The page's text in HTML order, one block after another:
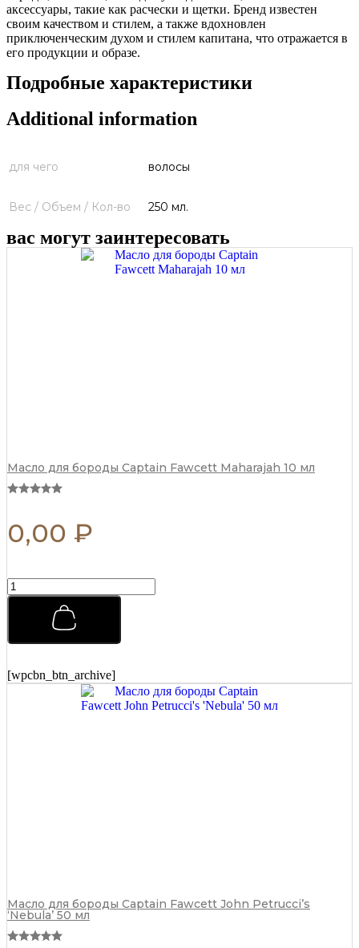
аксессуары, такие как расчески и щетки. Бренд известен
своим качеством и стилем, а также вдохновлен
приключенческим духом и стилем капитана, что отражается в
его продукции и образе.
Подробные характеристики
Additional information
для чего волосы
Вес / Объем / Кол-во 250 мл.
вас могут заинтересовать
Масло для бороды Captain Fawcett Maharajah 10 мл
0,00 ₽
П
р
и
л
ь
л
а
д
к
[wpcbn_btn_archive]
Масло для бороды Captain Fawcett John Petrucci’s
‘Nebula’ 50 мл